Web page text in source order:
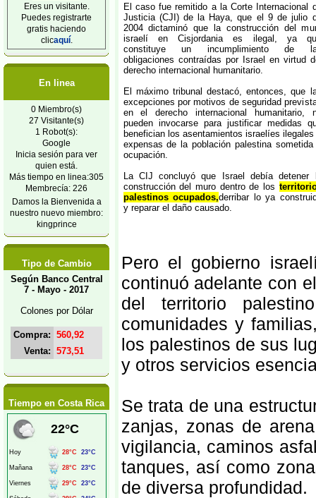
Eres un visitante.
Puedes registrarte
gratis haciendo
clicaquí.
En linea
0 Miembro(s)
27 Visitante(s)
1 Robot(s):
Google
Inicia sesión para ver
quien está.
Más tiempo en linea:305
Membrecía: 226
Damos la Bienvenida a
nuestro nuevo miembro:
kingprince
Tipo de Cambio
Según Banco Central
7 - Mayo - 2017
Colones por Dólar
Compra: 560,92
Venta: 573,51
Tiempo en Costa Rica
El caso fue remitido a la Corte Internacional
Justicia (CJI) de la Haya, que el 9 de julio
2004 dictaminó que la construcción del
israelí en Cisjordania es ilegal, ya
constituye un incumplimiento de
obligaciones contraídas por Israel en virtud
derecho internacional humanitario.
El máximo tribunal destacó, entonces, que
excepciones por motivos de seguridad
en el derecho internacional humanitario,
pueden invocarse para justificar medidas
benefician los asentamientos israelíes ilegales
expensas de la población palestina sometida
ocupación.
La CIJ concluyó que Israel debía detener
construcción del muro dentro de los
palestinos ocupados,derribar lo ya
y reparar el daño causado.
Pero el gobierno
continuó adelante con
del territorio
comunidades y
los palestinos de sus
y otros servicios
Se trata de una
zanjas, zonas de
vigilancia, caminos
tanques, así como
de diversa profundidad.